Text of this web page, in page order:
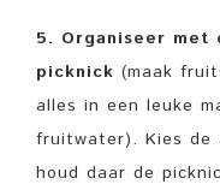
5. Organiseer met
picknick (maak
alles in een leuke
fruitwater). Kies de
houd daar de